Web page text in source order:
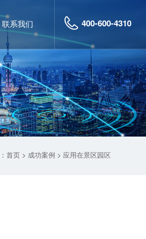
联系我们 400-600-4310
首页 > 成功案例 > 应用在景区园区